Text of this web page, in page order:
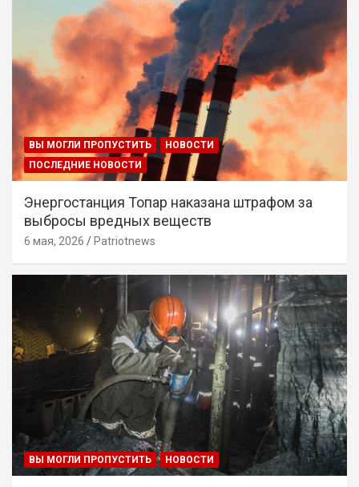
ВЫ МОГЛИ ПРОПУСТИТЬ
НОВОСТИ
ПОСЛЕДНИЕ НОВОСТИ
Энергостанция Топар наказана штрафом за
выбросы вредных веществ
6 мая, 2026 Patriotnews
ВЫ МОГЛИ ПРОПУСТИТЬ НОВОСТИ